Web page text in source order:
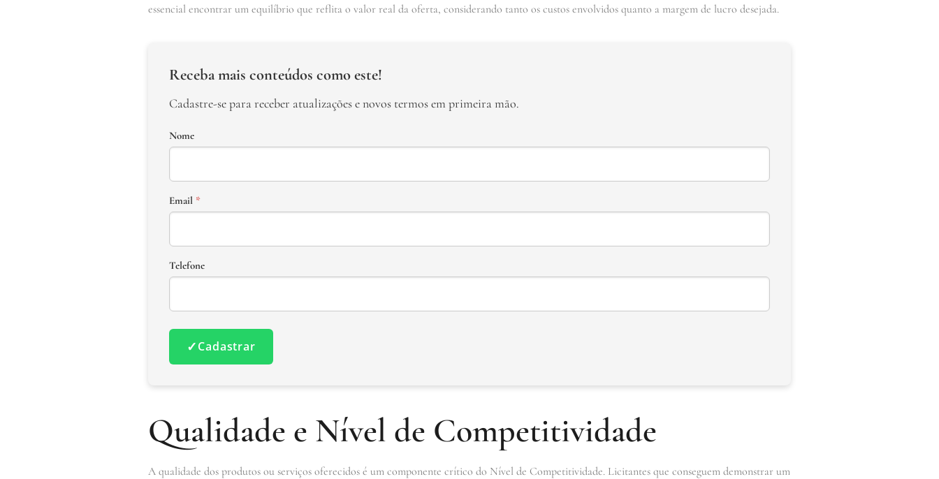
essencial encontrar um equilíbrio que reflita o valor real da oferta, considerando tanto os custos envolvidos quanto a margem de lucro desejada.
Receba mais conteúdos como este!
Cadastre-se para receber atualizações e novos termos em primeira mão.
Nome
Email *
Telefone
✓Cadastrar
Qualidade e Nível de Competitividade
A qualidade dos produtos ou serviços oferecidos é um componente crítico do Nível de Competitividade. Licitantes que conseguem demonstrar um